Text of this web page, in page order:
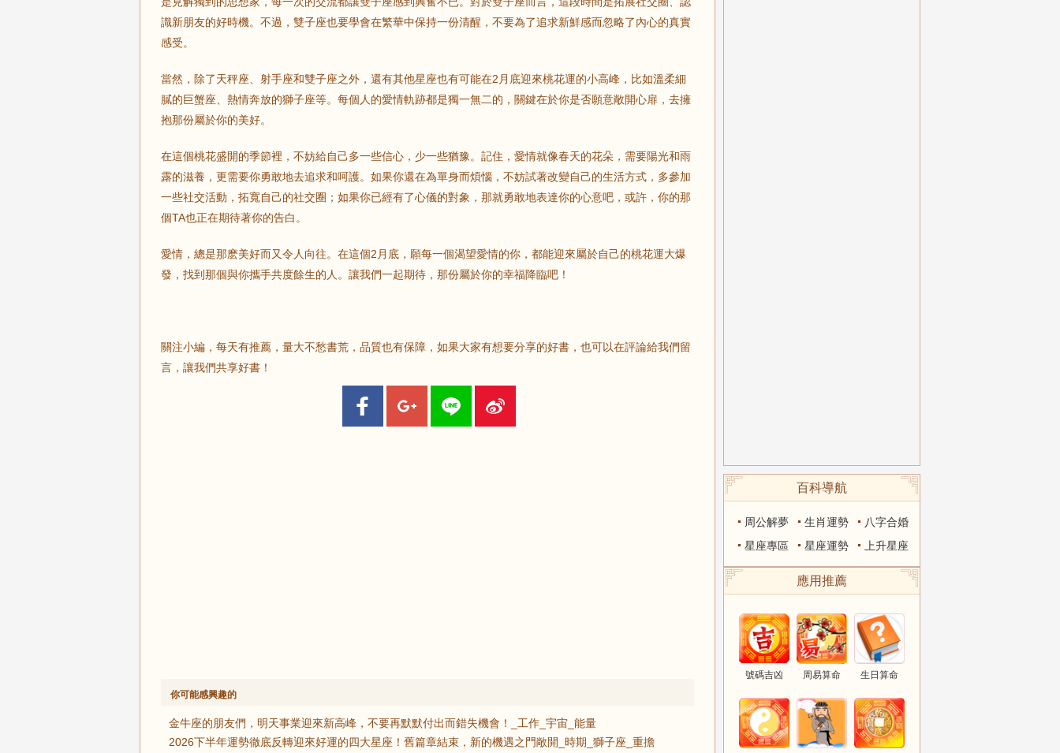
識新朋友的好時機。不過，雙子座也要學會在繁華中保持一份清醒，不要為了追求新鮮感而忽略了內心的真實
感受。
當然，除了天秤座、射手座和雙子座之外，還有其他星座也有可能在2月底迎來桃花運的小高峰，比如溫柔細
膩的巨蟹座、熱情奔放的獅子座等。每個人的愛情軌跡都是獨一無二的，關鍵在於你是否願意敞開心扉，去擁
抱那份屬於你的美好。
在這個桃花盛開的季節裡，不妨給自己多一些信心，少一些猶豫。記住，愛情就像春天的花朵，需要陽光和雨
露的滋養，更需要你勇敢地去追求和呵護。如果你還在為單身而煩惱，不妨試著改變自己的生活方式，多參加
一些社交活動，拓寬自己的社交圈；如果你已經有了心儀的對象，那就勇敢地表達你的心意吧，或許，你的那
個TA也正在期待著你的告白。
愛情，總是那麽美好而又令人向往。在這個2月底，願每一個渴望愛情的你，都能迎來屬於自己的桃花運大爆
發，找到那個與你攜手共度餘生的人。讓我們一起期待，那份屬於你的幸福降臨吧！
關注小編，每天有推薦，量大不愁書荒，品質也有保障，如果大家有想要分享的好書，也可以在評論給我們留
言，讓我們共享好書！
你可能感興趣的
金牛座的朋友們，明天事業迎來新高峰，不要再默默付出而錯失機會！_工作_宇宙_能量
2026下半年運勢徹底反轉迎來好運的四大星座！舊篇章結束，新的機遇之門敞開_時期_獅子座_重擔
百科導航
周公解夢 生肖運勢
八字合婚
星座專區
星座運勢 上升星座
應用推薦
號碼吉凶 周易算命 生日算命